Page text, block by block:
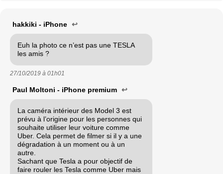
hakkiki - iPhone ↩
Euh la photo ce n’est pas une TESLA
les amis ?
27/10/2019 à 01h01
Paul Moltoni - iPhone premium ↩
La caméra intérieur des Model 3 est
prévu à l’origine pour les personnes qui
souhaite utiliser leur voiture comme
Uber. Cela permet de filmer si il y a une
dégradation à un moment ou à un
autre.
Sachant que Tesla a pour objectif de
faire rouler les Tesla comme Uber mais